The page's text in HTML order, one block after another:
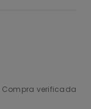
Compra verificada